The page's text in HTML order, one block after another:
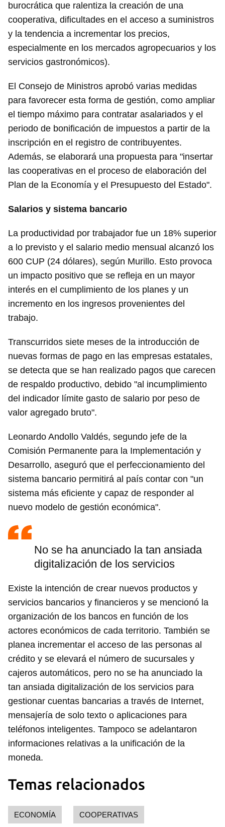
Para poder guardar como favorito, primero has de
iniciar sesión con tu cuenta de 14ymedio.
INICIAR SESIÓN CANCELAR
burocrática que ralentiza la creación de una
cooperativa, dificultades en el acceso a suministros
y la tendencia a incrementar los precios,
especialmente en los mercados agropecuarios y los
servicios gastronómicos).
El Consejo de Ministros aprobó varias medidas
para favorecer esta forma de gestión, como ampliar
el tiempo máximo para contratar asalariados y el
periodo de bonificación de impuestos a partir de la
inscripción en el registro de contribuyentes.
Además, se elaborará una propuesta para "insertar
las cooperativas en el proceso de elaboración del
Plan de la Economía y el Presupuesto del Estado".
Salarios y sistema bancario
La productividad por trabajador fue un 18% superior
a lo previsto y el salario medio mensual alcanzó los
600 CUP (24 dólares), según Murillo. Esto provoca
un impacto positivo que se refleja en un mayor
interés en el cumplimiento de los planes y un
incremento en los ingresos provenientes del
trabajo.
Transcurridos siete meses de la introducción de
nuevas formas de pago en las empresas estatales,
se detecta que se han realizado pagos que carecen
de respaldo productivo, debido "al incumplimiento
del indicador límite gasto de salario por peso de
valor agregado bruto".
Leonardo Andollo Valdés, segundo jefe de la
Comisión Permanente para la Implementación y
Desarrollo, aseguró que el perfeccionamiento del
sistema bancario permitirá al país contar con "un
sistema más eficiente y capaz de responder al
nuevo modelo de gestión económica".
No se ha anunciado la tan ansiada
digitalización de los servicios
Existe la intención de crear nuevos productos y
servicios bancarios y financieros y se mencionó la
organización de los bancos en función de los
actores económicos de cada territorio. También se
planea incrementar el acceso de las personas al
crédito y se elevará el número de sucursales y
cajeros automáticos, pero no se ha anunciado la
tan ansiada digitalización de los servicios para
gestionar cuentas bancarias a través de Internet,
mensajería de solo texto o aplicaciones para
teléfonos inteligentes. Tampoco se adelantaron
informaciones relativas a la unificación de la
moneda.
Temas relacionados
ECONOMÍA COOPERATIVAS